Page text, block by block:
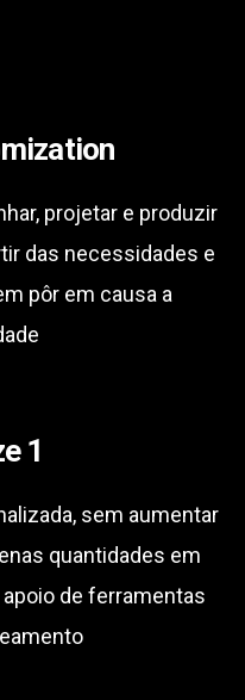
projetar e produzir
das necessidades e
pôr em causa a
1
sem aumentar
quantidades em
de ferramentas